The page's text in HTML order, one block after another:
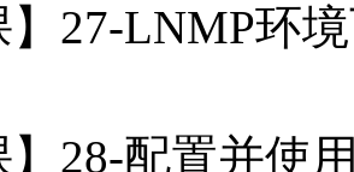
】27-LNMP环
】28-配置并使